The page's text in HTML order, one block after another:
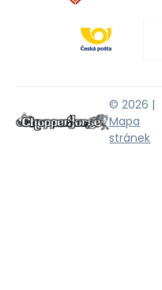
© 2026 |
Mapa
stránek